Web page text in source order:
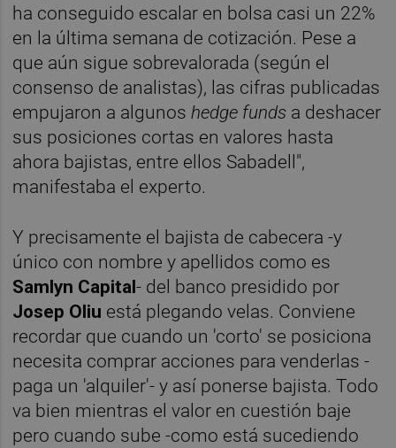
ha conseguido escalar en bolsa casi un 22%
en la última semana de cotización. Pese a
que aún sigue sobrevalorada (según el
consenso de analistas), las cifras publicadas
empujaron a algunoshedge funds a deshacer
sus posiciones cortas en valores hasta
ahora bajistas, entre ellos Sabadell",
manifestaba el experto.
Y precisamente el bajista de cabecera -y
único con nombre y apellidos como es
Samlyn Capital- del banco presidido por
Josep Oliu está plegando velas. Conviene
recordar que cuando un 'corto' se posiciona
necesita comprar acciones para venderlas -
paga un 'alquiler'- y así ponerse bajista. Todo
va bien mientras el valor en cuestión baje
pero cuando sube -como está sucediendo